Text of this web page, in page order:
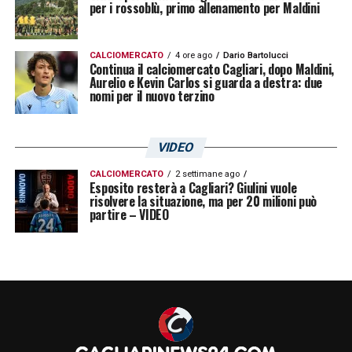
quindi aprirsi una trattativa complessa, fatta
di valutazioni alte e tempi non brevi. L’
osserva, ilCagliari lo ha valorizzato, ma
l’ultima parola spetterà all’Atalanta
del classe 2005 è già uno dei temi più
intriganti del mercato.
LA PLAYLIST DELLE NOSTRE TOP NEWS
per i rossoblù, primo allenamento per Maldini
CALCIOMERCATO 4 ore ago Dario Bartolucci
Continua il calciomercato Cagliari, dopo Maldini,
Aurelio e Kevin Carlos si guarda a destra: due
nomi per il nuovo terzino
VIDEO
CALCIOMERCATO 2 settimane ago
Esposito resterà a Cagliari? Giulini vuole
risolvere la situazione, ma per 20 milioni può
partire – VIDEO